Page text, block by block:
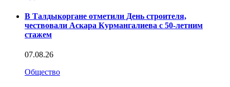
В Талдыкоргане отметили День строителя,
чествовали Аскара Курмангалиева с 50-летним
стажем
07.08.26
Общество